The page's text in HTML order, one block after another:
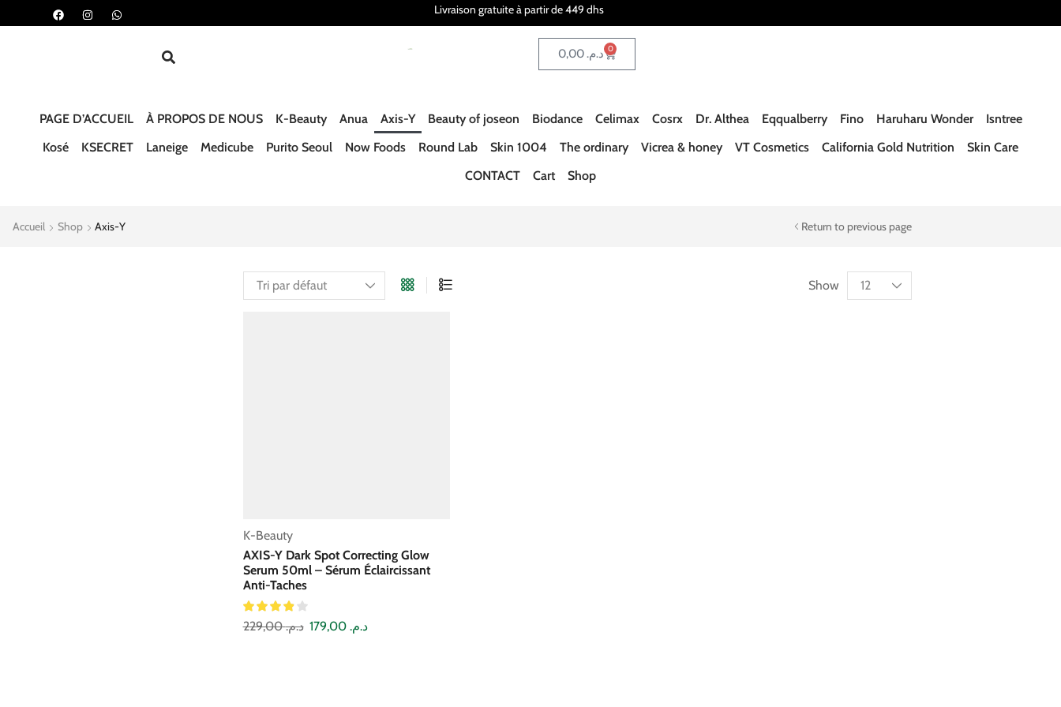
Livraison gratuite à partir de 449 dhs
د.م. 0
PAGE D’ACCUEIL À PROPOS DE NOUS K-Beauty Anua Axis-Y Beauty of joseon Biodance Celimax Cosrx Dr. Althea Eqqualberry Fino Haruharu Wonder
Isntree
Kosé
KSECRET Laneige Medicube Purito Seoul Now Foods Round Lab Skin 1004 The ordinary Vicrea & honey VT Cosmetics California Gold Nutrition
Skin Care
CONTACT
Cart Shop
Accueil Shop Axis-Y Return to previous page
Show
K-Beauty
AXIS-Y Dark Spot Correcting Glow
Serum 50ml – Sérum Éclaircissant
Anti-Taches
د.م.229,00 د.م. 179,00